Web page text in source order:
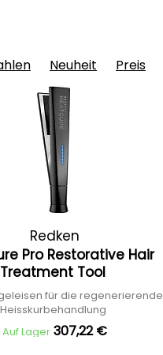
Neuheit Preis
Redken
Pro Restorative Hair
Treatment Tool
für die regenerierende
Heisskurbehandlung
Auf Lager 307,22 €